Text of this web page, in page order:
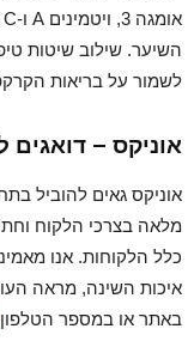
השיער. שילוב שיטות
לשמור על בריאות
אוניקס – דואגים
אוניקס גאים להוביל
מלאה בצרכי הלקוח
כלל הלקוחות. אנו
איכות השינה, מראה
באתר או במספר